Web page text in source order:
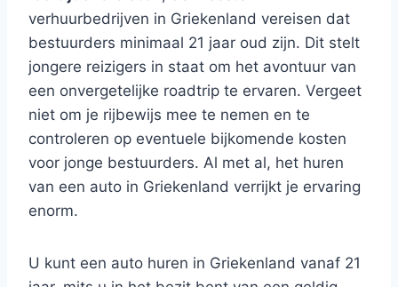
verhuurbedrijven in Griekenland vereisen dat
bestuurders minimaal 21 jaar oud zijn. Dit stelt
jongere reizigers in staat om het avontuur van
een onvergetelijke roadtrip te ervaren. Vergeet
niet om je rijbewijs mee te nemen en te
controleren op eventuele bijkomende kosten
voor jonge bestuurders. Al met al, het huren
van een auto in Griekenland verrijkt je ervaring
enorm.
U kunt een auto huren in Griekenland vanaf 21